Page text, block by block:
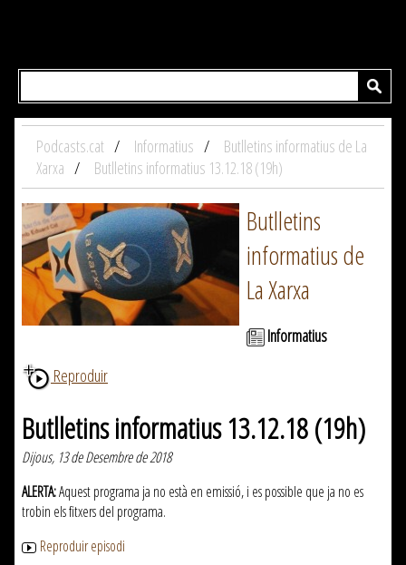
Podcasts.cat Informatius
Butlletins informatius de La
Xarxa
Butlletins informatius 13.12.18 (19h)
Butlletins
informatius de
La Xarxa
Informatius
Reproduir
Butlletins informatius 13.12.18 (19h)
Dijous, 13 de Desembre de 2018
ALERTA:Aquest programa ja no està en emissió, i es possible que ja no es
trobin els fitxers del programa.
Reproduir episodi